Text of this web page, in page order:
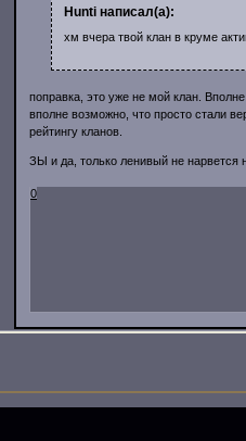
Hunti написал(а):
хм вчера твой клан в круме
поправка, это уже не мой клан.
вполне возможно, что просто стали
рейтингу кланов.
ЗЫ и да, только ленивый не нарвется
0